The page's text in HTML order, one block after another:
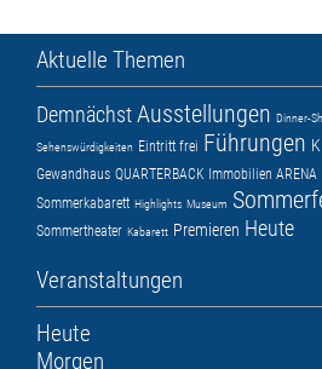
Aktuelle Themen
DemnächstAusstellungen Dinner-
Sehenswürdigkeiten Eintritt frei Führungen
Gewandhaus QUARTERBACK Immobilien ARENA
Sommerkabarett Highlights Museum
Sommertheater Kabarett Premieren Heute
Veranstaltungen
Heute
Morgen